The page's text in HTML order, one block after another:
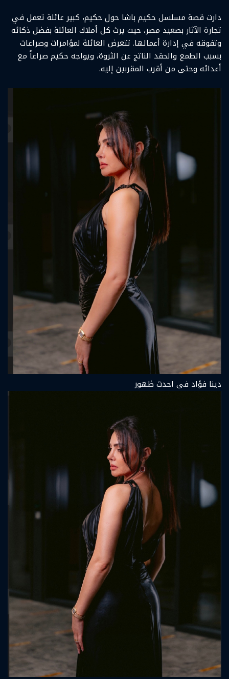
دارت قصة مسلسل حكيم باشا حول حكيم، كبير عائلة تعمل في
تجارة الآثار بصعيد مصر، حيث يرث كل أملاك العائلة بفضل ذكائه
وتفوقه في إدارة أعمالها. تتعرض العائلة لمؤامرات وصراعات
بسبب الطمع والحقد الناتج عن الثروة، ويواجه حكيم صراعاً مع
أعدائه وحتى من أقرب المقربين إليه.
دينا فؤاد فى احدث ظهور